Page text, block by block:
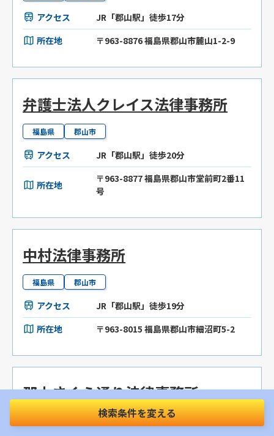
アクセス
JR「郡山駅」徒歩17分
所在地
〒963-8876 福島県郡山市麓山1-2-9
弁護士法人クレイス法律事務所
福島県 郡山市
アクセス JR「郡山駅」徒歩20分
所在地
〒963-8877 福島県郡山市堂前町2番11
号
中村法律事務所
福島県 郡山市
アクセス
JR「郡山駅」徒歩19分
所在地
〒963-8015 福島県郡山市細沼町5-2
郡山さくら通り法律事務所
福島県 郡山市検索条件を変える